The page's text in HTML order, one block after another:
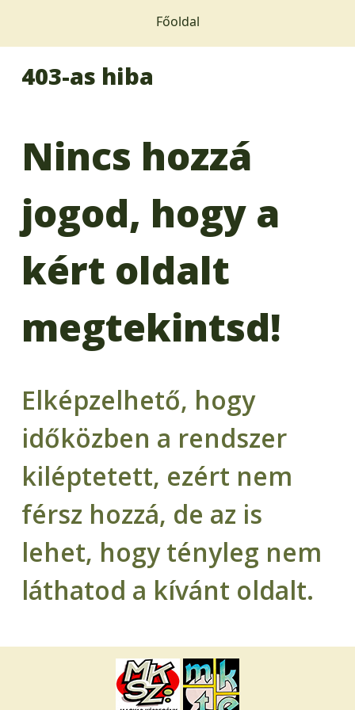
Főoldal
403-as hiba
Nincs hozzá
jogod, hogy a
kért oldalt
megtekintsd!
Elképzelhető, hogy
időközben a rendszer
kiléptetett, ezért nem
férsz hozzá, de az is
lehet, hogy tényleg nem
láthatod a kívánt oldalt.